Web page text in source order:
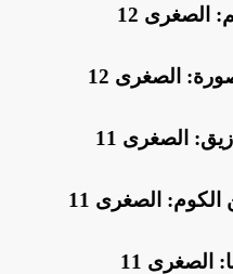
​درجات الحرارة فى بلطيم: الصغرى 12
​درجات الحرارة فى المنصورة: الصغرى 12
​درجات الحرارة فى الزقازيق: الصغرى 11
​درجات الحرارة فى شبين الكوم: الصغرى 11
​درجات الحرارة فى طنطا: الصغرى 11